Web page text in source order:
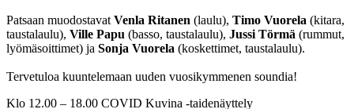
Patsaan muodostavat Venla Ritanen (laulu), Timo Vuorela (kitara,
taustalaulu), Ville Papu (basso, taustalaulu), Jussi Törmä (rummut,
lyömäsoittimet) ja Sonja Vuorela (koskettimet, taustalaulu).
Tervetuloa kuuntelemaan uuden vuosikymmenen soundia!
Klo 12.00 – 18.00 COVID Kuvina -taidenäyttely